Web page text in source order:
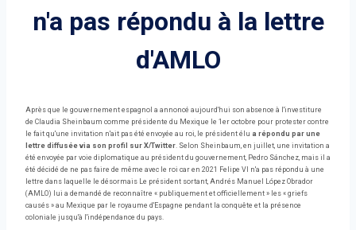
n'a pas répondu à la lettre
d'AMLO
Après que le gouvernement espagnol a annoncé aujourd'hui son absence à l'investiture
de Claudia Sheinbaum comme présidente du Mexique le 1er octobre pour protester contre
le fait qu'une invitation n'ait pas été envoyée au roi, le président élu a répondu par une
lettre diffusée via son profil sur X/Twitter. Selon Sheinbaum, en juillet, une invitation a
été envoyée par voie diplomatique au président du gouvernement, Pedro Sánchez, mais il a
été décidé de ne pas faire de même avec le roi car en 2021 Felipe VI n'a pas répondu à une
lettre dans laquelle le désormais Le président sortant, Andrés Manuel López Obrador
(AMLO) lui a demandé de reconnaître « publiquement et officiellement » les « griefs
causés » au Mexique par le royaume d'Espagne pendant la conquête et la présence
coloniale jusqu'à l'indépendance du pays.